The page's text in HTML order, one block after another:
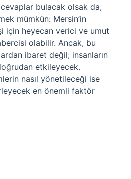
bulacak olsak da,
mümkün: Mersin’in
için heyecan verici ve umut
olabilir. Ancak, bu
ibaret değil; insanların
etkileyecek.
nasıl yönetileceği ise
en önemli faktör